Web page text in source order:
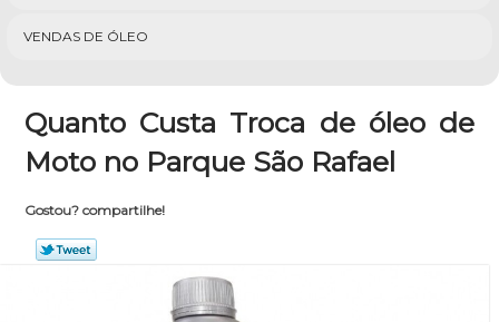
VENDAS DE ÓLEO
Quanto Custa Troca de óleo de
Moto no Parque São Rafael
Gostou? compartilhe!